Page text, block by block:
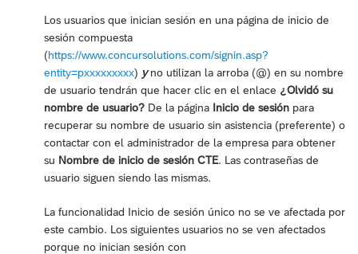
Los usuarios que inician sesión en una página de inicio de
sesión compuesta
(https://www.concursolutions.com/signin.asp?
entity=pxxxxxxxxx) yno utilizan la arroba (@) en su nombre
de usuario tendrán que hacer clic en el enlace ¿Olvidó su
nombre de usuario? De la página Inicio de sesión para
recuperar su nombre de usuario sin asistencia (preferente) o
contactar con el administrador de la empresa para obtener
su Nombre de inicio de sesión CTE. Las contraseñas de
usuario siguen siendo las mismas.
La funcionalidad Inicio de sesión único no se ve afectada por
este cambio. Los siguientes usuarios no se ven afectados
porque no inician sesión con